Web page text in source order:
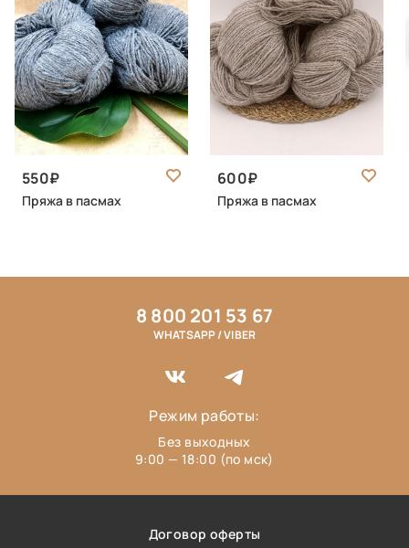
550
Пряжа в пасмах
600
Пряжа в пасмах
Договор оферты
8 800 201 53 67
WHATSAPP / VIBER
Режим работы:
Без выходных
9:00 — 18:00 (по мск)